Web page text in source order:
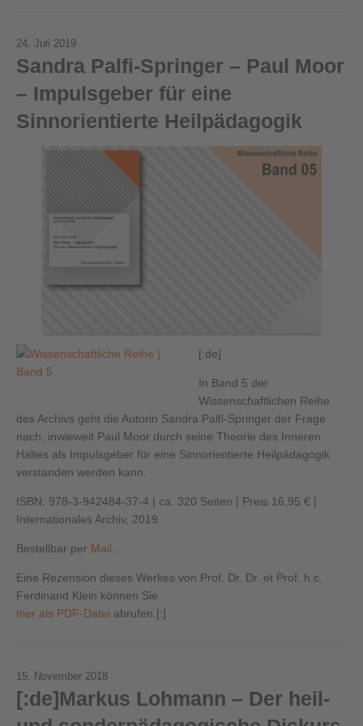
24. Juli 2019
Sandra Palfi-Springer – Paul Moor
– Impulsgeber für eine
Sinnorientierte Heilpädagogik
[:de]
In Band 5 der
Wissenschaftlichen Reihe
des Archivs geht die Autorin Sandra Palfi-Springer der Frage
nach, inwieweit Paul Moor durch seine Theorie des Inneren
Haltes als Impulsgeber für eine Sinnorientierte Heilpädagogik
verstanden werden kann.
ISBN: 978-3-942484-37-4 | ca. 320 Seiten | Preis 16,95 € |
Internationales Archiv, 2019
Bestellbar per Mail
Eine Rezension dieses Werkes von Prof. Dr. Dr. et Prof. h.c.
Ferdinand Klein können Sie
hier als PDF-Datei abrufen.[:]
15. November 2018
[:de]Markus Lohmann – Der heil-